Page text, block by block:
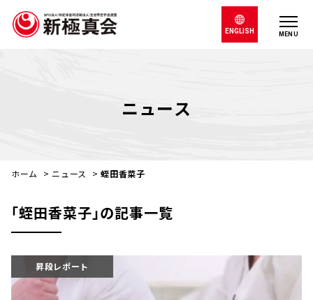
MENU
ENGLISH
ニュース
ホーム > ニュース >蛭田香菜子
｢蛭田香菜子｣の記事一覧
昇段レポート